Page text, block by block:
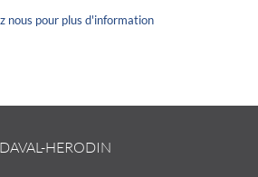
nous pour plus d'information
DAVAL-HERODIN